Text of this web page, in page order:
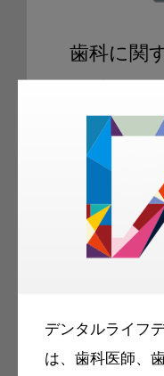
デンタルライフ
は、歯科医師、
歯科に関
ご登録いただ
科衛生士、歯
容のメールマ